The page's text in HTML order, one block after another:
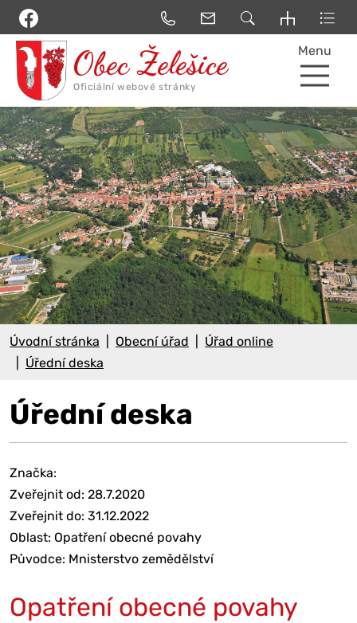
Menu
Úvodní stránka Obecní úřad
Úřad online
Úřední deska
Úřední deska
Značka:
Zveřejnit od: 28.7.2020
Zveřejnit do: 31.12.2022
Oblast: Opatření obecné povahy
Původce: Mnisterstvo zemědělství
Opatření obecné povahy